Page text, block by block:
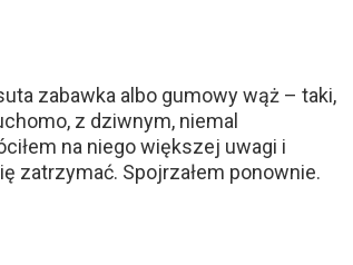
zabawka albo gumowy wąż – taki,
z dziwnym, niemal
na niego większej uwagi i
zatrzymać. Spojrzałem ponownie.